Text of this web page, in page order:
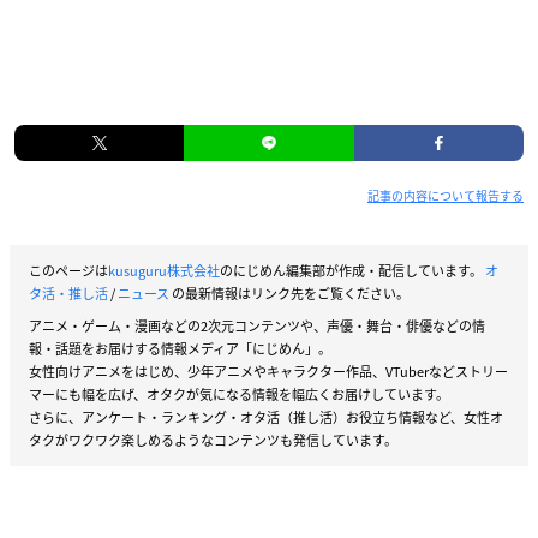
記事の内容について報告する
このページはkusuguru株式会社のにじめん編集部が作成・配信しています。 オ
タ活・推し活/ニュース の最新情報はリンク先をご覧ください。
アニメ・ゲーム・漫画などの2次元コンテンツや、声優・舞台・俳優などの情
報・話題をお届けする情報メディア「にじめん」。
女性向けアニメをはじめ、少年アニメやキャラクター作品、VTuberなどストリー
マーにも幅を広げ、オタクが気になる情報を幅広くお届けしています。
さらに、アンケート・ランキング・オタ活（推し活）お役立ち情報など、女性オ
タクがワクワク楽しめるようなコンテンツも発信しています。